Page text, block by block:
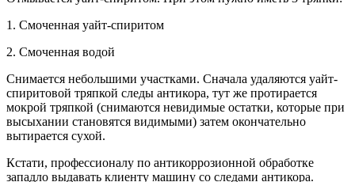
1. Смоченная уайт-спиритом
2. Смоченная водой
Снимается небольшими участками. Сначала удаляются уайт-
спиритовой тряпкой следы антикора, тут же протирается
мокрой тряпкой (снимаются невидимые остатки, которые при
высыхании становятся видимыми) затем окончательно
вытирается сухой.
Кстати, профессионалу по антикоррозионной обработке
западло выдавать клиенту машину со следами антикора.